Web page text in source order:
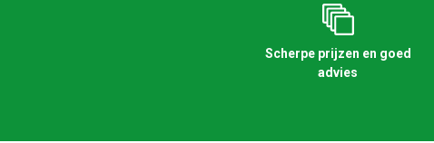
Scherpe prijzen en goed
advies